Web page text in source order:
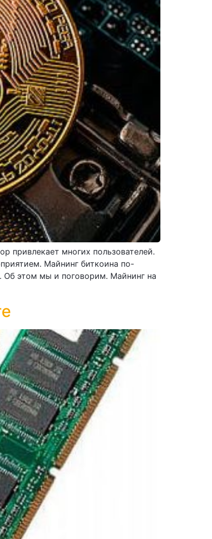
привлекает многих пользователей.
Майнинг биткоина по-
Об этом мы и поговорим. Майнинг на